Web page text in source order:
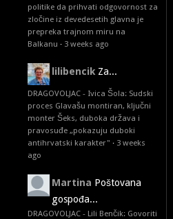
politike da prihvati odgovornost za
zločine iz devedesetih glavna je
prepreka trajnom miru na
Balkanu · 3 weeks ago
lilibencik Za...
DRAGOVOLJAC - Ivica Šola: Sudski
proces Glavašu montiran, ključni
monter Šeks, duboka država i
pravosuđe „pokazuju duboki
antihrvatski karakter" · 3 weeks
ago
Martina Poštovana
gospođa...
DRAGOVOLJAC - Lili Benčik: Govoriti